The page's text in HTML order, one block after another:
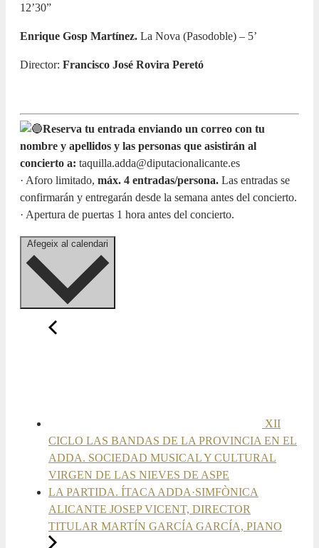
12’30”
Enrique Gosp Martínez. La Nova (Pasodoble) – 5’
Director: Francisco José Rovira Peretó
Reserva tu entrada enviando un correo con tu
nombre y apellidos y las personas que asistirán al
concierto a: taquilla.adda@diputacionalicante.es
· Aforo limitado, máx. 4 entradas/persona. Las entradas se
confirmarán y entregarán desde la semana antes del concierto.
· Apertura de puertas 1 hora antes del concierto.
XII
CICLO LAS BANDAS DE LA PROVINCIA EN EL
ADDA. SOCIEDAD MUSICAL Y CULTURAL
VIRGEN DE LAS NIEVES DE ASPE
LA PARTIDA. ÍTACA ADDA·SIMFÒNICA
ALICANTE JOSEP VICENT, DIRECTOR
TITULAR MARTÍN GARCÍA GARCÍA, PIANO